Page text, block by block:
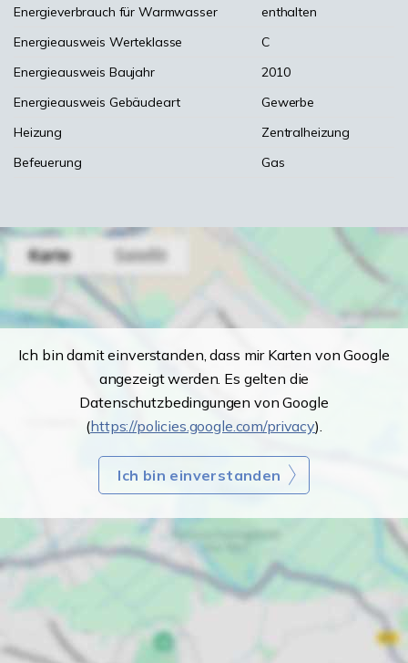
Energieverbrauch für Warmwasser
enthalten
Energieausweis Werteklasse
C
Energieausweis Baujahr
2010
Energieausweis Gebäudeart
Gewerbe
Heizung
Zentralheizung
Befeuerung
Gas
Ich bin damit einverstanden, dass mir Karten von Google
angezeigt werden. Es gelten die
Datenschutzbedingungen von Google
(https://policies.google.com/privacy).
Ich bin einverstanden